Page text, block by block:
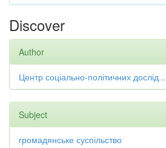
Discover
Author
Центр соціально-політичних дослід...
Subject
громадянське суспільство